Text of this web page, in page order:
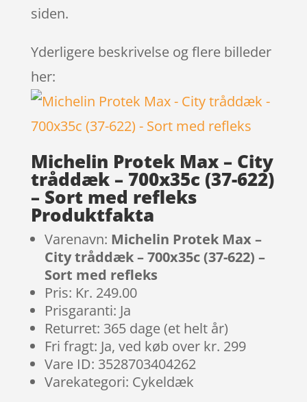
siden.
Yderligere beskrivelse og flere billeder
her:
Michelin Protek Max – City
tråddæk – 700x35c (37-622)
– Sort med refleks
Produktfakta
Varenavn: Michelin Protek Max –
City tråddæk – 700x35c (37-622) –
Sort med refleks
Pris: Kr. 249.00
Prisgaranti: Ja
Returret: 365 dage (et helt år)
Fri fragt: Ja, ved køb over kr. 299
Vare ID: 3528703404262
Varekategori: Cykeldæk